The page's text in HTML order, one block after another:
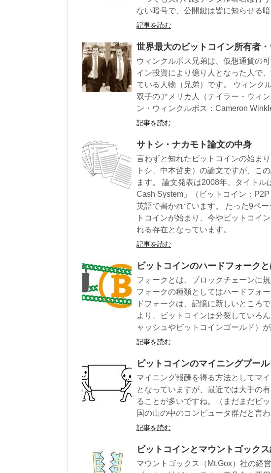
ない暗号で、公開鍵は皆に知らせる暗
記事を読む
世界最大のビットコイン所有者
ウィンクルボス兄弟は、仮想通貨の
イン投資により億り人となった人で
ている人物（兄弟）です。 ウィンク
双子のアメリカ人（テイラー・ウィ
ン・ウィンクルボス：Cameron
記事を読む
サトシ・ナカモト論文の中身
言わずと知れたビットコインの始ま
トシ、中本哲史）の論文ですが、こ
ます。 論文発表は2008年、タイト
Cash System」（ビットコイン：
英語で書かれています。 たった9ペ
トコインが始まり、今やビットコイ
れる存在となっています。
記事を読む
ビットコインのハードフォークと
フォークとは、ブロックチェーンに
フォークの種類としてはハードフォ
ドフォークは、記憶に新しいところ
より、ビットコインは分裂していろ
ャッシュやビットコインゴールド）が
記事を読む
ビットコインのマイニングプー
マイニング報酬を得る方法としてマ
となっていますが、最近では大手の
ることが多いですね。（まだまだビ
国の山の中のコンピュータ群だと言
記事を読む
ビットコインとマウントゴック
マウントゴックス（Mt.Gox）社の経